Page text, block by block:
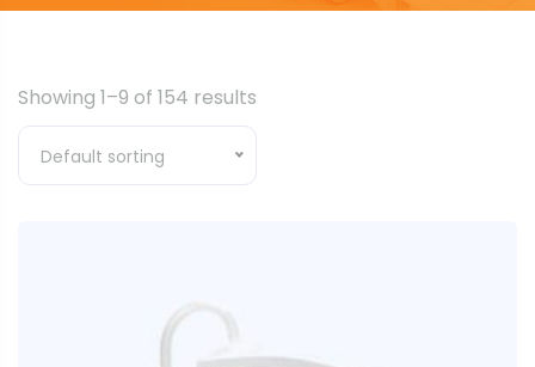
Showing 1–9 of 154 results
Default sorting